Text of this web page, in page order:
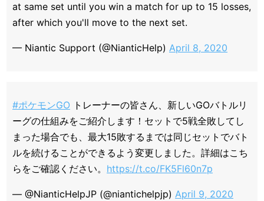
at same set until you win a match for up to 15 losses,
after which you'll move to the next set.
— Niantic Support (@NianticHelp) April 8, 2020
#ポケモンGO トレーナーの皆さん、新しいGOバトルリ
ーグの仕組みをご紹介します！セットで5戦全敗してし
まった場合でも、最大15敗するまでは同じセットでバト
ルを続けることができるよう変更しました。詳細はこち
らをご確認ください。 https://t.co/FK5Fl60n7p
— @NianticHelpJP (@niantichelpjp) April 9, 2020